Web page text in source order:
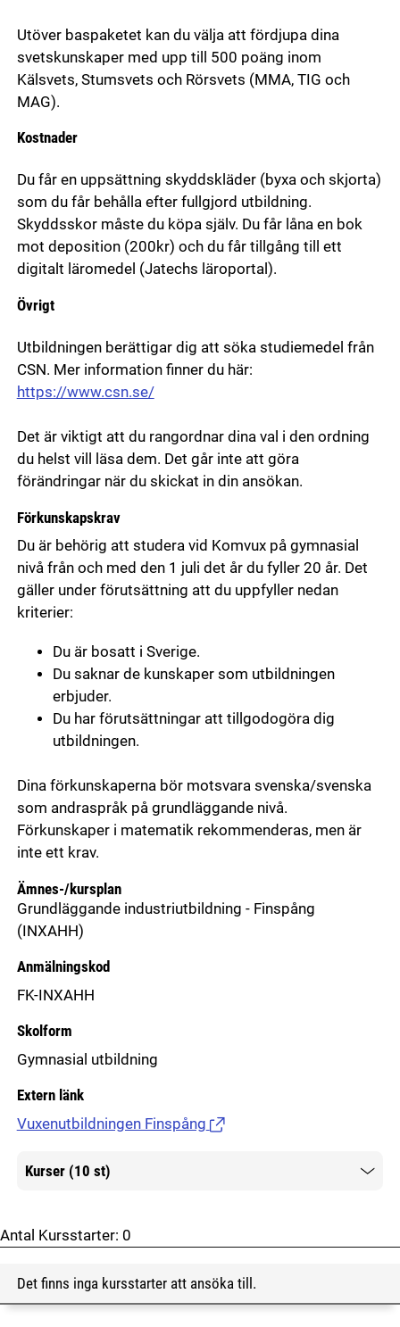
Utöver baspaketet kan du välja att fördjupa dina
svetskunskaper med upp till 500 poäng inom
Kälsvets, Stumsvets och Rörsvets (MMA, TIG och
MAG).
Kostnader
Du får en uppsättning skyddskläder (byxa och skjorta)
som du får behålla efter fullgjord utbildning.
Skyddsskor måste du köpa själv. Du får låna en bok
mot deposition (200kr) och du får tillgång till ett
digitalt läromedel (Jatechs läroportal).
Övrigt
Utbildningen berättigar dig att söka studiemedel från
CSN. Mer information finner du här:
https://www.csn.se/
Det är viktigt att du rangordnar dina val i den ordning
du helst vill läsa dem. Det går inte att göra
förändringar när du skickat in din ansökan.
Förkunskapskrav
Du är behörig att studera vid Komvux på gymnasial
nivå från och med den 1 juli det år du fyller 20 år. Det
gäller under förutsättning att du uppfyller nedan
kriterier:
Du är bosatt i Sverige.
Du saknar de kunskaper som utbildningen
erbjuder.
Du har förutsättningar att tillgodogöra dig
utbildningen.
Dina förkunskaperna bör motsvara svenska/svenska
som andraspråk på grundläggande nivå.
Förkunskaper i matematik rekommenderas, men är
inte ett krav.
Ämnes-/kursplan
Grundläggande industriutbildning - Finspång
(INXAHH)
Anmälningskod
FK-INXAHH
Skolform
Gymnasial utbildning
Extern länk
Vuxenutbildningen Finspång (Länk till extern sida.)
Kurser (10 st)
Mer information
Antal Kursstarter: 0
Det finns inga kursstarter att ansöka till.